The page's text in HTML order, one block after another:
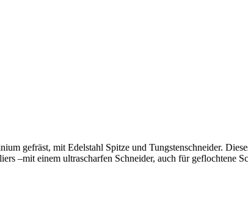
gefräst, mit Edelstahl Spitze und Tungstenschneider.
–mit einem ultrascharfen Schneider, auch für geflochtene